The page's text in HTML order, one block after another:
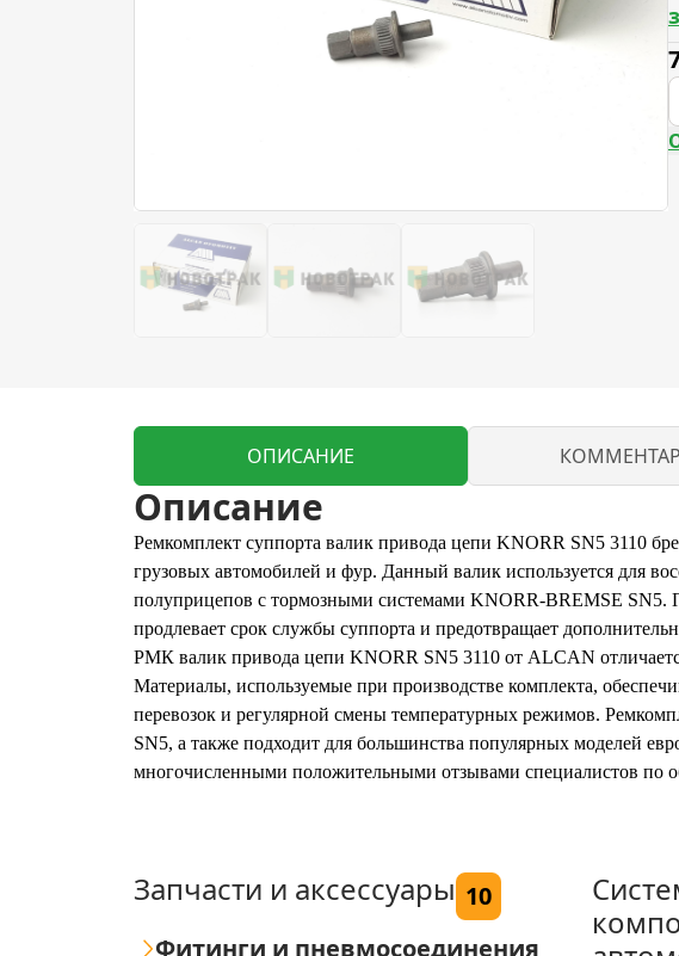
ОПИСАНИЕ
Описание
Ремкомплект суппорта валик привода цепи KNORR SN5 3110
грузовых автомобилей и фур. Данный валик используется для
полуприцепов с тормозными системами KNORR-BREMSE SN5.
продлевает срок службы суппорта и предотвращает
РМК валик привода цепи KNORR SN5 3110 от ALCAN
Материалы, используемые при производстве комплекта,
перевозок и регулярной смены температурных режимов.
SN5, а также подходит для большинства популярных моделей
многочисленными положительными отзывами специалистов по
Запчасти и аксессуары 10
Фитинги и пневмосоединения